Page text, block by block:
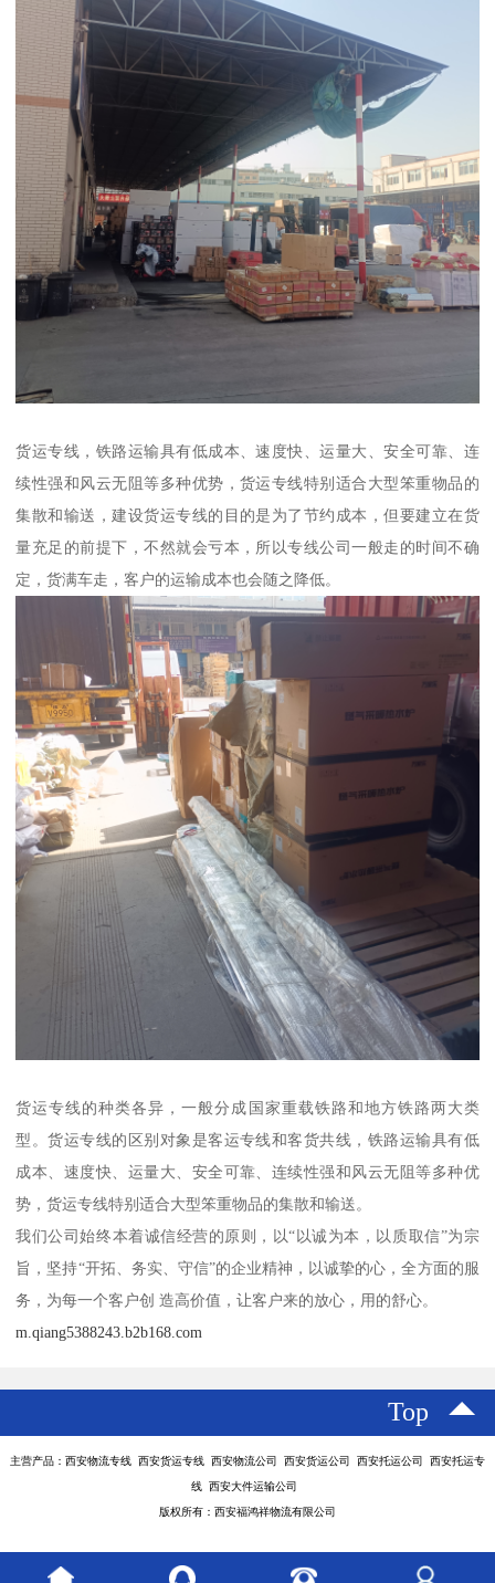
货运专线，铁路运输具有低成本、速度快、运量大、安全可靠、连
续性强和风云无阻等多种优势，货运专线特别适合大型笨重物品的
集散和输送，建设货运专线的目的是为了节约成本，但要建立在货
量充足的前提下，不然就会亏本，所以专线公司一般走的时间不确
定，货满车走，客户的运输成本也会随之降低。
货运专线的种类各异，一般分成国家重载铁路和地方铁路两大类
型。货运专线的区别对象是客运专线和客货共线，铁路运输具有低
成本、速度快、运量大、安全可靠、连续性强和风云无阻等多种优
势，货运专线特别适合大型笨重物品的集散和输送。
我们公司始终本着诚信经营的原则，以“以诚为本，以质取信”为宗
旨，坚持“开拓、务实、守信”的企业精神，以诚挚的心，全方面的服
务，为每一个客户创 造高价值，让客户来的放心，用的舒心。
m.qiang5388243.b2b168.com
Top
主营产品：西安物流专线 西安货运专线 西安物流公司 西安货运公司 西安托运公司 西安托运专
线 西安大件运输公司
版权所有：西安福鸿祥物流有限公司